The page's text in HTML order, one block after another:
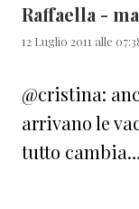
Raffaella -
12 Luglio 2011 alle
@cristina:
arrivano le
tutto